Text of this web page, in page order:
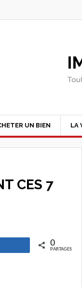
UN BIEN LA
CES 7
0
PARTAGES